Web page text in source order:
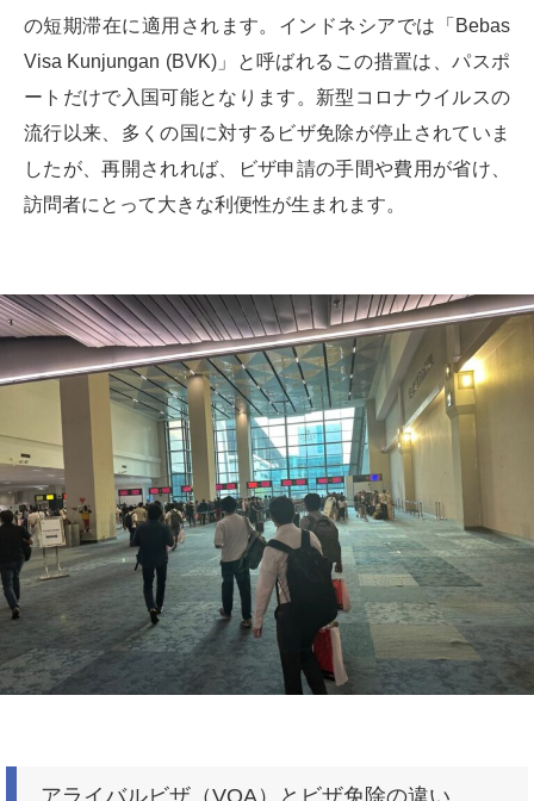
の短期滞在に適用されます。インドネシアでは「Bebas
Visa Kunjungan (BVK)」と呼ばれるこの措置は、パスポ
ートだけで入国可能となります。新型コロナウイルスの
流行以来、多くの国に対するビザ免除が停止されていま
したが、再開されれば、ビザ申請の手間や費用が省け、
訪問者にとって大きな利便性が生まれます。
アライバルビザ（VOA）とビザ免除の違い